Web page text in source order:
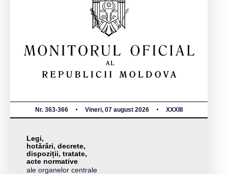
Nr. 363-366 Vineri, 07 august 2026 XXXIII
Legi,
hotărâri, decrete,
dispoziții, tratate,
acte normative
ale organelor centrale